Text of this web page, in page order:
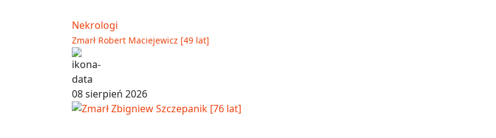
Nekrologi
Zmarł Robert Maciejewicz [49 lat]
08 sierpień 2026